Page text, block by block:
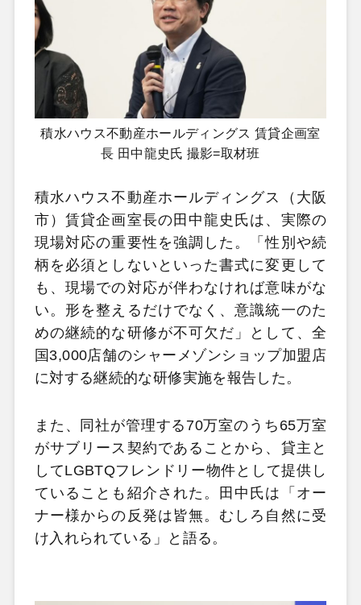
積水ハウス不動産ホールディングス 賃貸企画室
長 田中龍史氏 撮影=取材班
積水ハウス不動産ホールディングス（大阪
市）賃貸企画室長の田中龍史氏は、実際の
現場対応の重要性を強調した。「性別や続
柄を必須としないといった書式に変更して
も、現場での対応が伴わなければ意味がな
い。形を整えるだけでなく、意識統一のた
めの継続的な研修が不可欠だ」として、全
国3,000店舗のシャーメゾンショップ加盟店
に対する継続的な研修実施を報告した。
また、同社が管理する70万室のうち65万室
がサブリース契約であることから、貸主と
してLGBTQフレンドリー物件として提供し
ていることも紹介された。田中氏は「オー
ナー様からの反発は皆無。むしろ自然に受
け入れられている」と語る。